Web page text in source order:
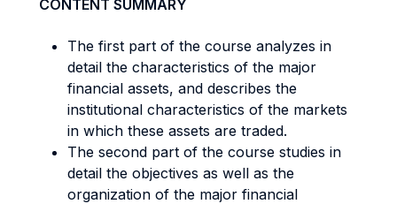
CONTENT SUMMARY
The first part of the course analyzes in
detail the characteristics of the major
financial assets, and describes the
institutional characteristics of the markets
in which these assets are traded.
The second part of the course studies in
detail the objectives as well as the
organization of the major financial